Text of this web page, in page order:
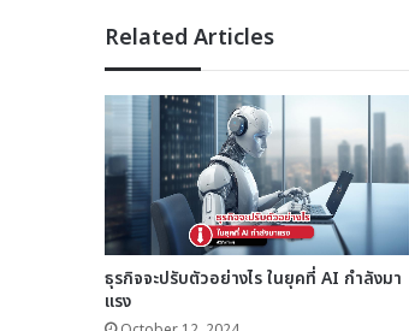
Related Articles
ธุรกิจจะปรับตัวอย่างไร ในยุคที่ AI กำลังมา
แรง